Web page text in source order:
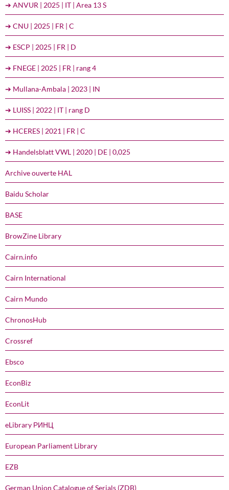
➔ ANVUR | 2025 | IT | Area 13 S
➔ CNU | 2025 | FR | C
➔ ESCP | 2025 | FR | D
➔ FNEGE | 2025 | FR | rang 4
➔ Mullana-Ambala | 2023 | IN
➔ LUISS | 2022 | IT | rang D
➔ HCERES | 2021 | FR | C
➔ Handelsblatt VWL | 2020 | DE | 0,025
Archive ouverte HAL
Baidu Scholar
BASE
BrowZine Library
Cairn.info
Cairn International
Cairn Mundo
ChronosHub
Crossref
Ebsco
EconBiz
EconLit
eLibrary РИНЦ
European Parliament Library
EZB
German Union Catalogue of Serials (ZDB)